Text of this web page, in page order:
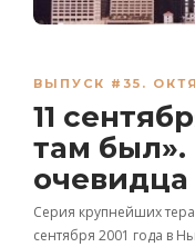
ВЫПУСК #35.
11
там
очевидца
Серия крупнейших
сентября 2001 года в